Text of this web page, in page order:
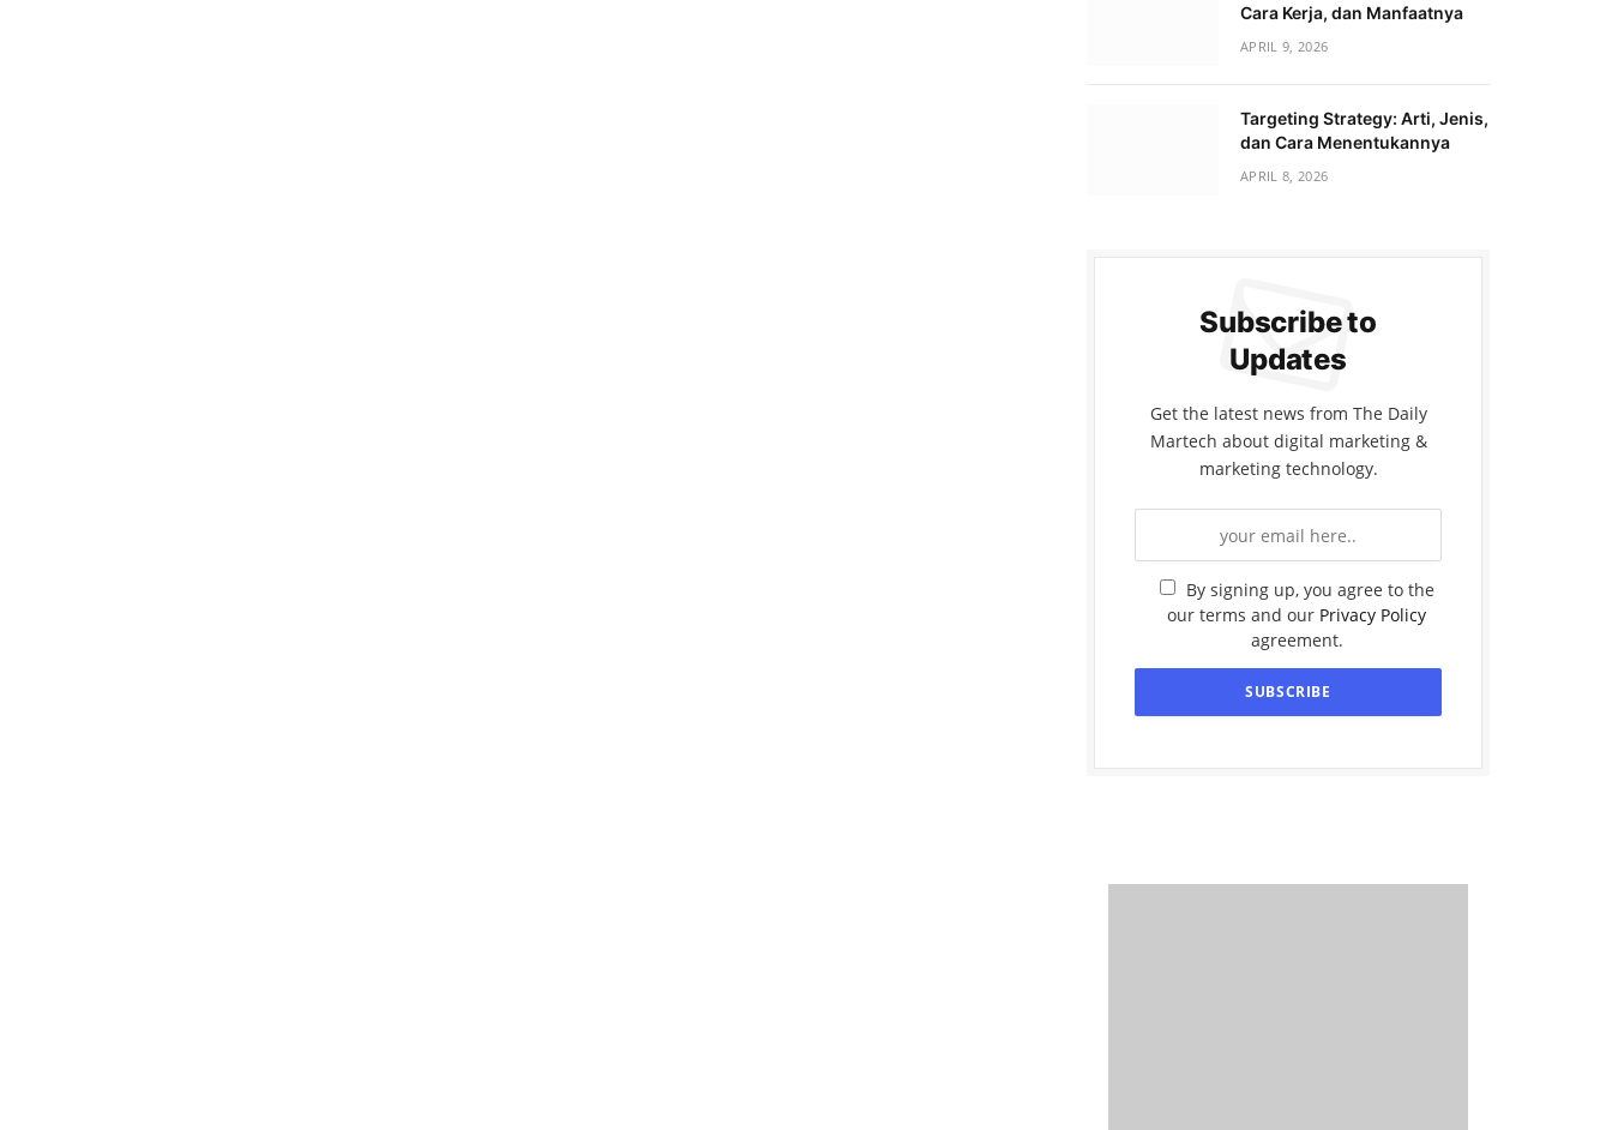
Cara Kerja, dan Manfaatnya
APRIL 9, 2026
Targeting Strategy: Arti, Jenis,
dan Cara Menentukannya
APRIL 8, 2026
Subscribe to
Updates
Get the latest news from The Daily
Martech about digital marketing &
marketing technology.
By signing up, you agree to the
our terms and our Privacy Policy
agreement.